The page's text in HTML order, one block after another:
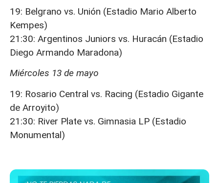
19: Belgrano vs. Unión (Estadio Mario Alberto
Kempes)
21:30: Argentinos Juniors vs. Huracán (Estadio
Diego Armando Maradona)
Miércoles 13 de mayo
19: Rosario Central vs. Racing (Estadio Gigante
de Arroyito)
21:30: River Plate vs. Gimnasia LP (Estadio
Monumental)